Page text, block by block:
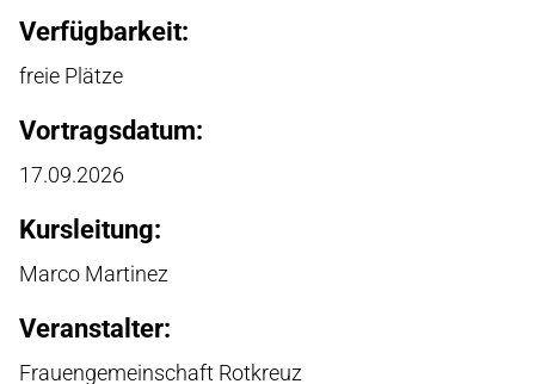
Verfügbarkeit:
freie Plätze
Vortragsdatum:
17.09.2026
Kursleitung:
Marco Martinez
Veranstalter:
Frauengemeinschaft Rotkreuz